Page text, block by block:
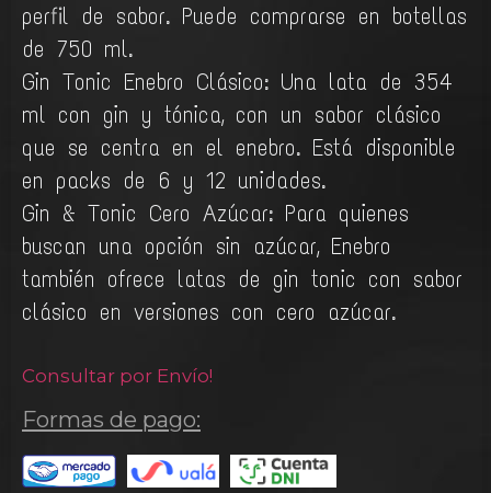
perfil de sabor. Puede comprarse en botellas
de 750 ml.
Gin Tonic Enebro Clásico: Una lata de 354
ml con gin y tónica, con un sabor clásico
que se centra en el enebro. Está disponible
en packs de 6 y 12 unidades.
Gin & Tonic Cero Azúcar: Para quienes
buscan una opción sin azúcar, Enebro
también ofrece latas de gin tonic con sabor
clásico en versiones con cero azúcar.
Consultar por Envío!
Formas de pago: